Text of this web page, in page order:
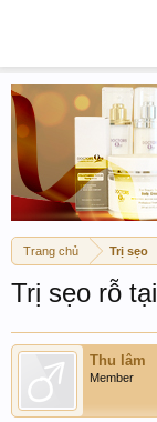
Trang chủ Trị sẹo
Trị sẹo rỗ
Thu lâm
Member